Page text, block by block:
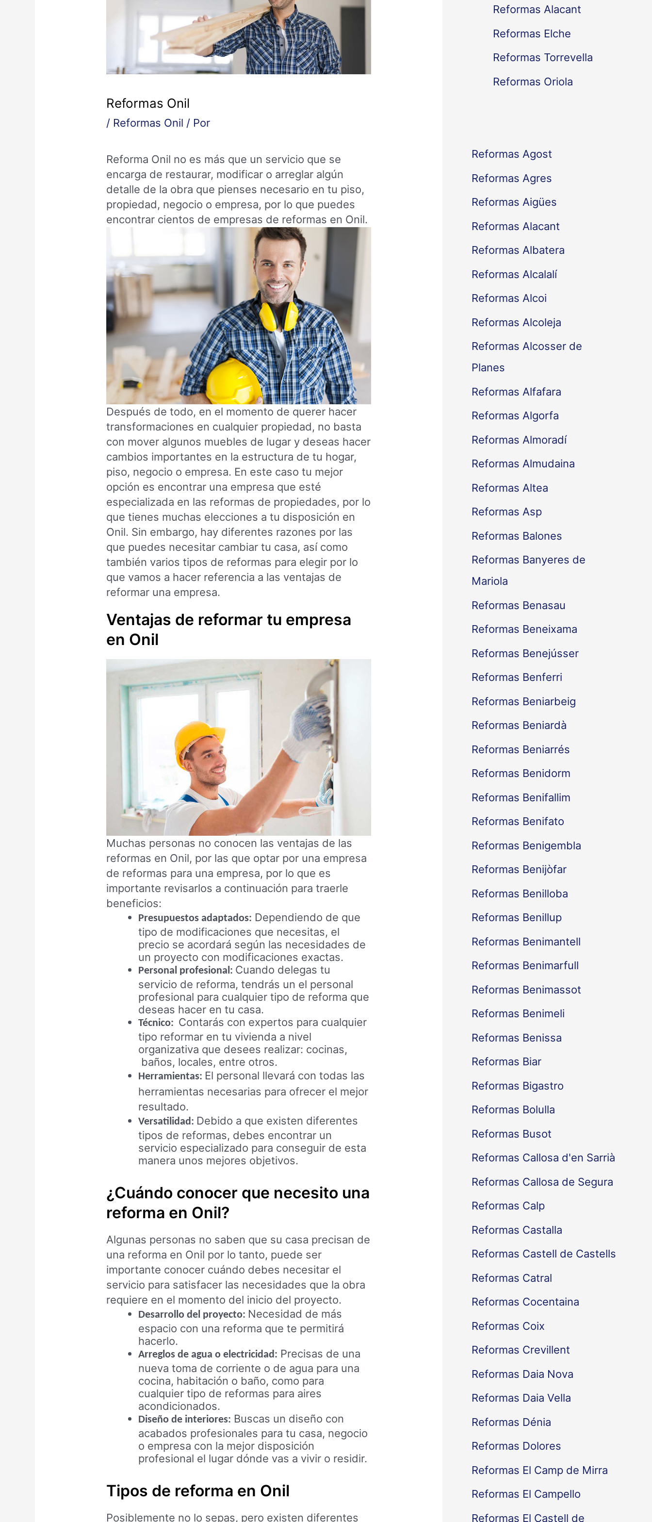
Reformas Onil
/ Reformas Onil / Por
Reforma Onil no es más que un servicio que se
encarga de restaurar, modificar o arreglar algún
detalle de la obra que pienses necesario en tu piso,
propiedad, negocio o empresa, por lo que puedes
encontrar cientos de empresas de reformas en Onil.
Después de todo, en el momento de querer hacer
transformaciones en cualquier propiedad, no basta
con mover algunos muebles de lugar y deseas hacer
cambios importantes en la estructura de tu hogar,
piso, negocio o empresa. En este caso tu mejor
opción es encontrar una empresa que esté
especializada en las reformas de propiedades, por lo
que tienes muchas elecciones a tu disposición en
Onil. Sin embargo, hay diferentes razones por las
que puedes necesitar cambiar tu casa, así como
también varios tipos de reformas para elegir por lo
que vamos a hacer referencia a las ventajas de
reformar una empresa.
Ventajas de reformar tu empresa
en Onil
Muchas personas no conocen las ventajas de las
reformas en Onil, por las que optar por una empresa
de reformas para una empresa, por lo que es
importante revisarlos a continuación para traerle
beneficios:
Presupuestos adaptados: Dependiendo de que
tipo de modificaciones que necesitas, el
precio se acordará según las necesidades de
un proyecto con modificaciones exactas.
Personal profesional: Cuando delegas tu
servicio de reforma, tendrás un el personal
profesional para cualquier tipo de reforma que
deseas hacer en tu casa.
Técnico: Contarás con expertos para cualquier
tipo reformar en tu vivienda a nivel
organizativa que desees realizar: cocinas,
baños, locales, entre otros.
Herramientas: El personal llevará con todas las
herramientas necesarias para ofrecer el mejor
resultado.
Versatilidad: Debido a que existen diferentes
tipos de reformas, debes encontrar un
servicio especializado para conseguir de esta
manera unos mejores objetivos.
¿Cuándo conocer que necesito una
reforma en Onil?
Algunas personas no saben que su casa precisan de
una reforma en Onil por lo tanto, puede ser
importante conocer cuándo debes necesitar el
servicio para satisfacer las necesidades que la obra
requiere en el momento del inicio del proyecto.
Desarrollo del proyecto: Necesidad de más
espacio con una reforma que te permitirá
hacerlo.
Arreglos de agua o electricidad: Precisas de una
nueva toma de corriente o de agua para una
cocina, habitación o baño, como para
cualquier tipo de reformas para aires
acondicionados.
Diseño de interiores: Buscas un diseño con
acabados profesionales para tu casa, negocio
o empresa con la mejor disposición
profesional el lugar dónde vas a vivir o residir.
Tipos de reforma en Onil
Posiblemente no lo sepas, pero existen diferentes
Reformas Alacant
Reformas Elche
Reformas Torrevella
Reformas Oriola
Reformas Agost
Reformas Agres
Reformas Aigües
Reformas Alacant
Reformas Albatera
Reformas Alcalalí
Reformas Alcoi
Reformas Alcoleja
Reformas Alcosser de
Planes
Reformas Alfafara
Reformas Algorfa
Reformas Almoradí
Reformas Almudaina
Reformas Altea
Reformas Asp
Reformas Balones
Reformas Banyeres de
Mariola
Reformas Benasau
Reformas Beneixama
Reformas Benejússer
Reformas Benferri
Reformas Beniarbeig
Reformas Beniardà
Reformas Beniarrés
Reformas Benidorm
Reformas Benifallim
Reformas Benifato
Reformas Benigembla
Reformas Benijòfar
Reformas Benilloba
Reformas Benillup
Reformas Benimantell
Reformas Benimarfull
Reformas Benimassot
Reformas Benimeli
Reformas Benissa
Reformas Biar
Reformas Bigastro
Reformas Bolulla
Reformas Busot
Reformas Callosa d'en Sarrià
Reformas Callosa de Segura
Reformas Calp
Reformas Castalla
Reformas Castell de Castells
Reformas Catral
Reformas Cocentaina
Reformas Coix
Reformas Crevillent
Reformas Daia Nova
Reformas Daia Vella
Reformas Dénia
Reformas Dolores
Reformas El Camp de Mirra
Reformas El Campello
Reformas El Castell de